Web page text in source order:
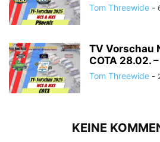
Tom Threewide -
TV Vorschau
COTA 28.02.
Tom Threewide -
KEINE